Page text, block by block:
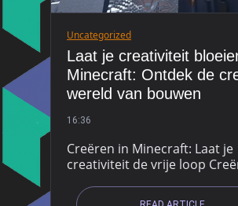
Uncategorized
Laat je creativiteit
Minecraft: Ontdek de
wereld van bouwen
16:36
Creëren in Minecraft: Laat je
creativiteit de vrije loop